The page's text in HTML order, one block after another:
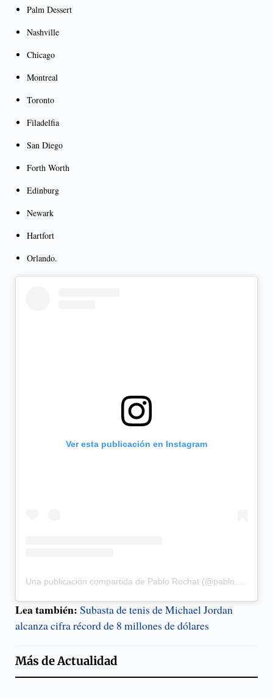
Palm Dessert
Nashville
Chicago
Montreal
Toronto
Filadelfia
San Diego
Forth Worth
Edinburg
Newark
Hartfort
Orlando.
Ver esta publicación en Instagram
Lea también: Subasta de tenis de Michael Jordan
alcanza cifra récord de 8 millones de dólares
Más deActualidad